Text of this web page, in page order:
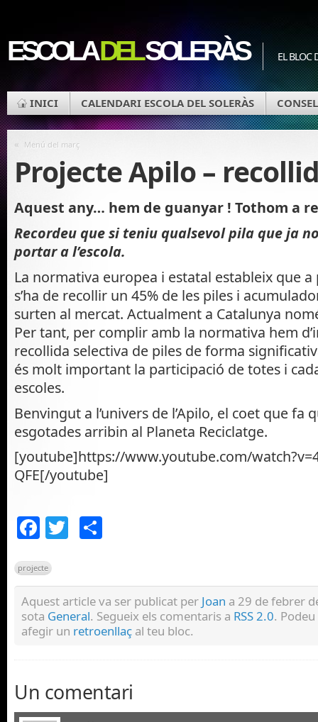
ESCOLADELSOLERÀS EL BLOC
INICI CALENDARI ESCOLA DEL SOLERÀS
« Menú del març
Projecte Apilo –
Aquest any… hem de guanyar ! Tothom a
Recordeu que si teniu qualsevol pila que ja
portar a l’escola.
La normativa europea i estatal estableix que a
s’ha de recollir un 45% de les piles i
surten al mercat. Actualment a Catalunya
Per tant, per complir amb la normativa hem
recollida selectiva de piles de forma
és molt important la participació de totes i
escoles.
Benvingut a l’univers de l’Apilo, el coet que fa
esgotades arribin al Planeta Reciclatge.
[youtube]https://www.youtube.com/
QFE[/youtube]
Facebook
Twitter
projecte
Aquest article va ser publicat per Joan a 29 de febrer
sota General. Segueix els comentaris a RSS 2.0. Podeu
afegir un retroenllaç al teu bloc.
Un comentari